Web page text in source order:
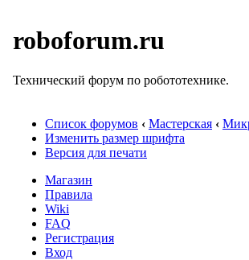
roboforum.ru
Технический форум по робототехнике.
Список форумов ‹ Мастерская ‹
Изменить размер шрифта
Версия для печати
Магазин
Правила
Wiki
FAQ
Регистрация
Вход